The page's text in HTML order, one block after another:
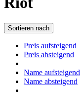
Sortieren nach
Preis aufsteigend
Preis absteigend
Name aufsteigend
Name absteigend